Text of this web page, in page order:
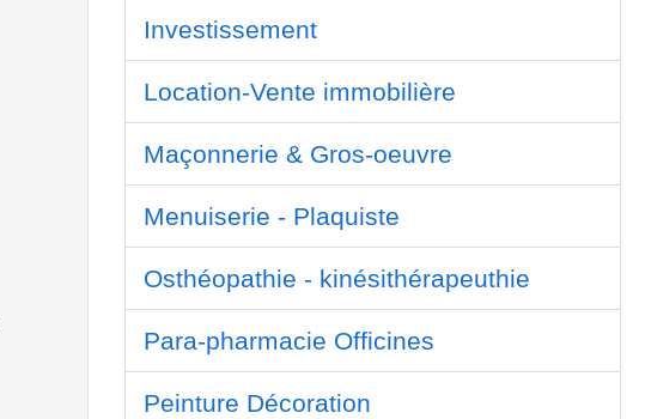
Investissement
Location-Vente immobilière
Maçonnerie & Gros-oeuvre
Menuiserie - Plaquiste
Osthéopathie - kinésithérapeuthie
Para-pharmacie Officines
Peinture Décoration